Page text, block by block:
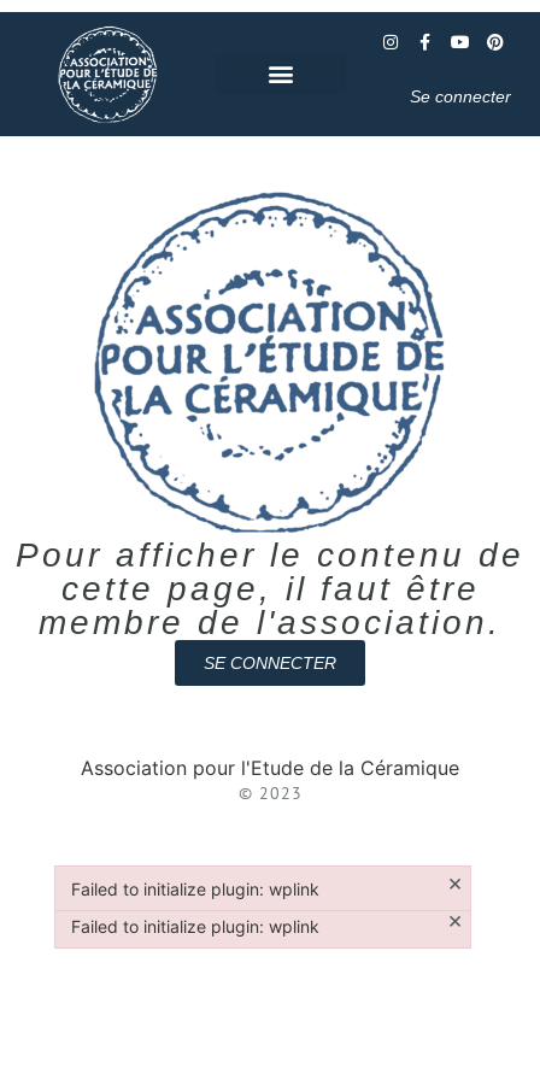
Se connecter
Pour afficher le contenu de
cette page, il faut être
membre de l'association.
SE CONNECTER
Association pour l'Etude de la Céramique
© 2023
Failed to initialize plugin: wplink ×
Failed to initialize plugin: wplink
Failed to initialize plugin: wplink ×